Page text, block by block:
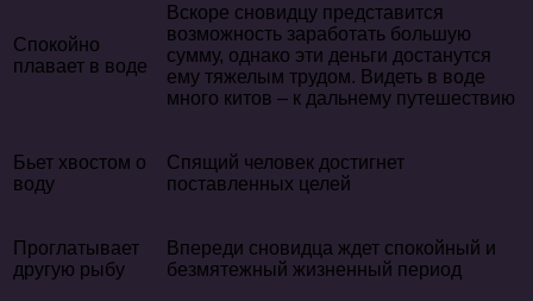
Спокойно
плавает в воде
Вскоре сновидцу представится
возможность заработать большую
сумму, однако эти деньги достанутся
ему тяжелым трудом. Видеть в воде
много китов – к дальнему путешествию
Бьет хвостом о
воду
Спящий человек достигнет
поставленных целей
Проглатывает
другую рыбу
Впереди сновидца ждет спокойный и
безмятежный жизненный период